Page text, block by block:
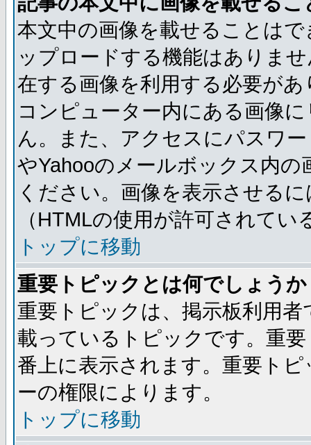
本文中の画像を載せることは
ップロードする機能はありま
在する画像を利用する必要が
コンピューター内にある画像
ん。また、アクセスにパスワ
やYahooのメールボックス内
ください。画像を表示させる
（HTMLの使用が許可されて
トップに移動
重要トピックとは何でしょうか
重要トピックは、掲示板利用
載っているトピックです。重
番上に表示されます。重要ト
ーの権限によります。
トップに移動